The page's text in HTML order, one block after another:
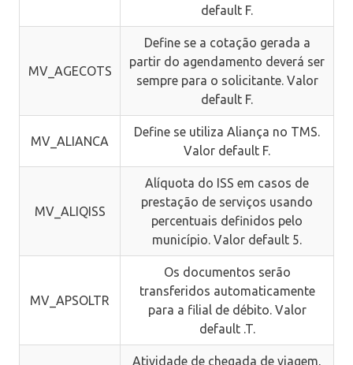
default F.
MV_AGECOTS
Define se a cotação gerada a
partir do agendamento deverá ser
sempre para o solicitante. Valor
default F.
MV_ALIANCA
Define se utiliza Aliança no TMS.
Valor default F.
MV_ALIQISS
Alíquota do ISS em casos de
prestação de serviços usando
percentuais definidos pelo
município. Valor default 5.
MV_APSOLTR
Os documentos serão
transferidos automaticamente
para a filial de débito. Valor
default .T.
Atividade de chegada de viagem,